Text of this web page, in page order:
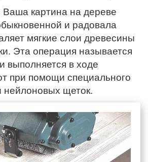
Ваша картина на дереве
и радовала
мягкие слои древесины
Эта операция называется
выполняется в ходе
при помощи специального
нейлоновых щеток.